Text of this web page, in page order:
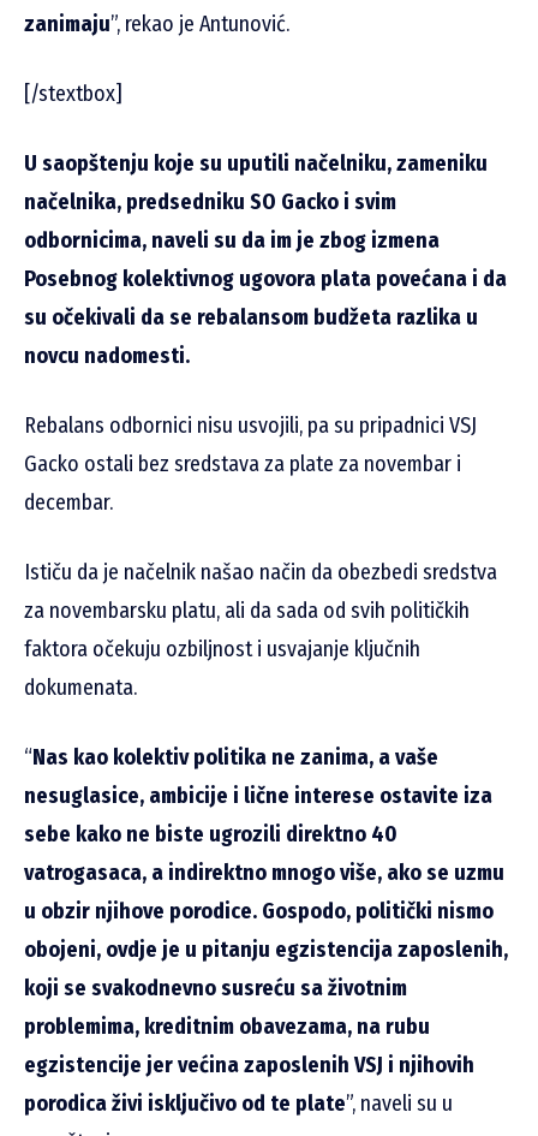
zanimaju”, rekao je Antunović.
[/stextbox]
U saopštenju koje su uputili načelniku, zameniku
načelnika, predsedniku SO Gacko i svim
odbornicima, naveli su da im je zbog izmena
Posebnog kolektivnog ugovora plata povećana i da
su očekivali da se rebalansom budžeta razlika u
novcu nadomesti.
Rebalans odbornici nisu usvojili, pa su pripadnici VSJ
Gacko ostali bez sredstava za plate za novembar i
decembar.
Ističu da je načelnik našao način da obezbedi sredstva
za novembarsku platu, ali da sada od svih političkih
faktora očekuju ozbiljnost i usvajanje ključnih
dokumenata.
“Nas kao kolektiv politika ne zanima, a vaše
nesuglasice, ambicije i lične interese ostavite iza
sebe kako ne biste ugrozili direktno 40
vatrogasaca, a indirektno mnogo više, ako se uzmu
u obzir njihove porodice. Gospodo, politički nismo
obojeni, ovdje je u pitanju egzistencija zaposlenih,
koji se svakodnevno susreću sa životnim
problemima, kreditnim obavezama, na rubu
egzistencije jer većina zaposlenih VSJ i njihovih
porodica živi isključivo od te plate”, naveli su u